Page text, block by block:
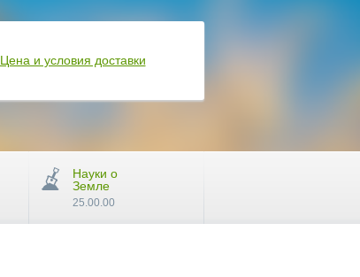
Цена и условия доставки
Науки о
Земле
25.00.00